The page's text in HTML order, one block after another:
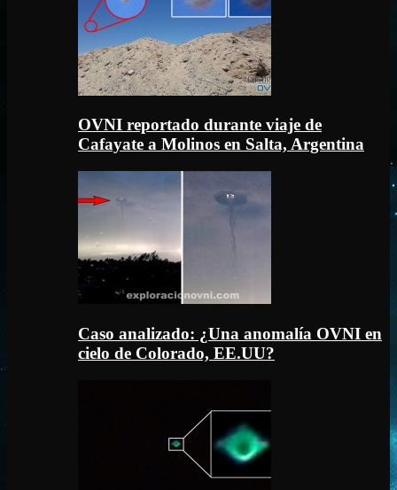
OVNI reportado durante viaje de
Cafayate a Molinos en Salta, Argentina
Caso analizado: ¿Una anomalía OVNI en
cielo de Colorado, EE.UU?